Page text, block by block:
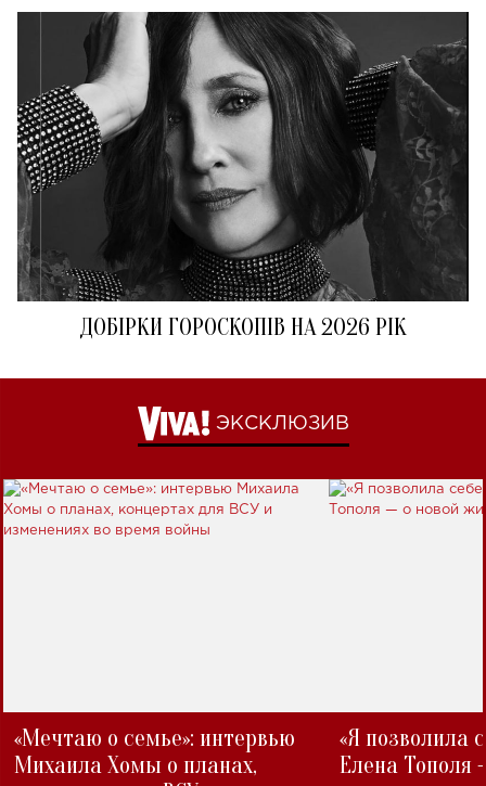
ДОБІРКИ ГОРОСКОПІВ НА 2026 РІК
ЭКСКЛЮЗИВ
«Мечтаю о семье»: интервью
Михаила Хомы о планах,
«Я позволила
Елена Тополя